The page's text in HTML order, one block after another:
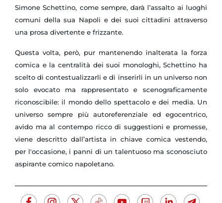
Simone Schettino, come sempre, darà l’assalto ai luoghi
comuni della sua Napoli e dei suoi cittadini attraverso
una prosa divertente e frizzante.
Questa volta, però, pur mantenendo inalterata la forza
comica e la centralità dei suoi monologhi, Schettino ha
scelto di contestualizzarli e di inserirli in un universo non
solo evocato ma rappresentato e scenograficamente
riconoscibile: il mondo dello spettacolo e dei media. Un
universo sempre più autoreferenziale ed egocentrico,
avido ma al contempo ricco di suggestioni e promesse,
viene descritto dall’artista in chiave comica vestendo,
per l'occasione, i panni di un talentuoso ma sconosciuto
aspirante comico napoletano.